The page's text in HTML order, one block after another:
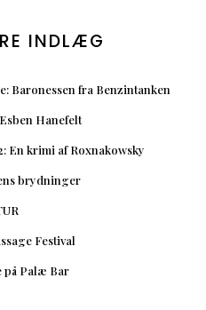
INDLÆG
Baronessen fra Benzintanken
Hanefelt
En krimi af Roxnakowsky
brydninger
Festival
på Palæ Bar